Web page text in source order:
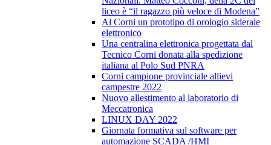
liceo è “il ragazzo più veloce di Modena”
Al Corni un prototipo di orologio siderale
elettronico
Una centralina elettronica progettata dal
Tecnico Corni donata alla spedizione
italiana al Polo Sud PNRA
Corni campione provinciale allievi
campestre 2022
Nuovo allestimento al laboratorio di
Meccatronica
LINUX DAY 2022
Giornata formativa sul software per
automazione SCADA /HMI